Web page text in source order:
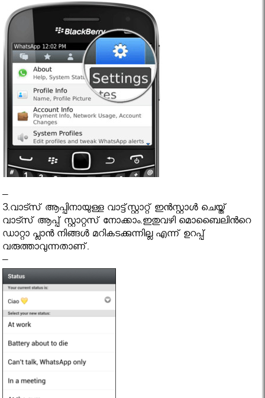
–
3.വാട്സ് ആപ്പിനായുള്ള വാട്ട്‌സ്റ്റാറ്റ് ഇൻസ്റ്റാൾ ചെയ്ത്
വാട്സ് ആപ്പ് സ്റ്റാറ്റസ് നോക്കാം.ഇതുവഴി മൊബൈലിൻറെ
ഡാറ്റാ പ്ലാൻ നിങ്ങൾ മറികടക്കുന്നില്ല എന്ന് ഉറപ്പ്
വരുത്താവുന്നതാണ്.
–